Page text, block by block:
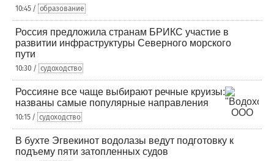
10:45 / образование
Россия предложила странам БРИКС участие в
развитии инфраструктуры Северного морского
пути
10:30 / судоходство
Россияне все чаще выбирают речные круизы:
названы самые популярные направления
10:15 / судоходство
В бухте Эгвекинот водолазы ведут подготовку к
подъему пяти затопленных судов